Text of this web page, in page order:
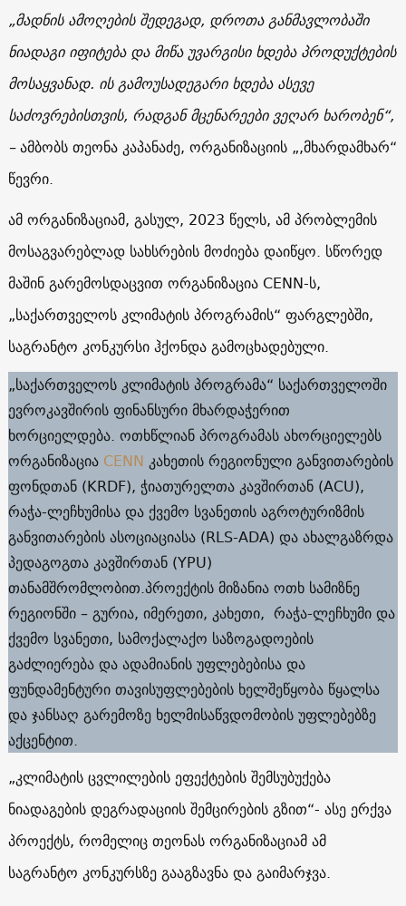
„მადნის ამოღების შედეგად, დროთა განმავლობაში
ნიადაგი იფიტება და მიწა უვარგისი ხდება პროდუქტების
მოსაყვანად. ის გამოუსადეგარი ხდება ასევე
საძოვრებისთვის, რადგან მცენარეები ვეღარ ხარობენ“,
–ამბობს თეონა კაპანაძე, ორგანიზაციის „,მხარდამხარ“
წევრი.
ამ ორგანიზაციამ, გასულ, 2023 წელს, ამ პრობლემის
მოსაგვარებლად სახსრების მოძიება დაიწყო. სწორედ
მაშინ გარემოსდაცვით ორგანიზაცია CENN-ს,
„საქართველოს კლიმატის პროგრამის“ ფარგლებში,
საგრანტო კონკურსი ჰქონდა გამოცხადებული.
„საქართველოს კლიმატის პროგრამა“ საქართველოში
ევროკავშირის ფინანსური მხარდაჭერით
ხორციელდება. ოთხწლიან პროგრამას ახორციელებს
ორგანიზაცია CENN კახეთის რეგიონული განვითარების
ფონდთან (KRDF), ჭიათურელთა კავშირთან (ACU),
რაჭა-ლეჩხუმისა და ქვემო სვანეთის აგროტურიზმის
განვითარების ასოციაციასა (RLS-ADA) და ახალგაზრდა
პედაგოგთა კავშირთან (YPU)
თანამშრომლობით.პროექტის მიზანია ოთხ სამიზნე
რეგიონში – გურია, იმერეთი, კახეთი, რაჭა-ლეჩხუმი და
ქვემო სვანეთი, სამოქალაქო საზოგადოების
გაძლიერება და ადამიანის უფლებებისა და
ფუნდამენტური თავისუფლებების ხელშეწყობა წყალსა
და ჯანსაღ გარემოზე ხელმისაწვდომობის უფლებებზე
აქცენტით.
„კლიმატის ცვლილების ეფექტების შემსუბუქება
ნიადაგების დეგრადაციის შემცირების გზით“- ასე ერქვა
პროექტს, რომელიც თეონას ორგანიზაციამ ამ
საგრანტო კონკურსზე გააგზავნა და გაიმარჯვა.